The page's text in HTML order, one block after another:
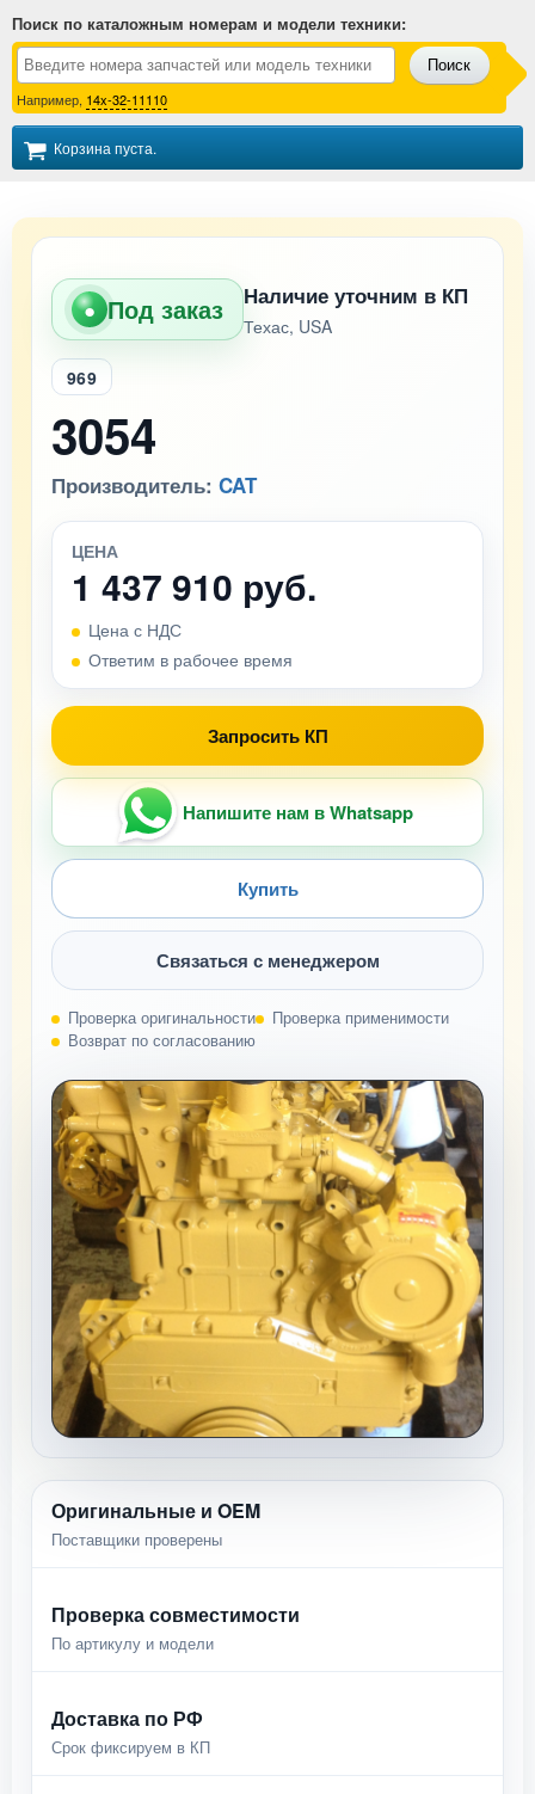
Поиск по каталожным номерам и модели техники:
Поиск
Например, 14x-32-11110
Корзина пуста.
● Под заказ Наличие уточним в КП
Техас, USA
969
3054
Производитель: CAT
ЦЕНА
1 437 910 руб.
Цена с НДС
Ответим в рабочее время
Запросить КП
Напишите нам в Whatsapp
Купить
Связаться с менеджером
Проверка оригинальности
Проверка применимости
Возврат по согласованию
Оригинальные и OEM
Поставщики проверены
Проверка совместимости
По артикулу и модели
Доставка по РФ
Срок фиксируем в КП